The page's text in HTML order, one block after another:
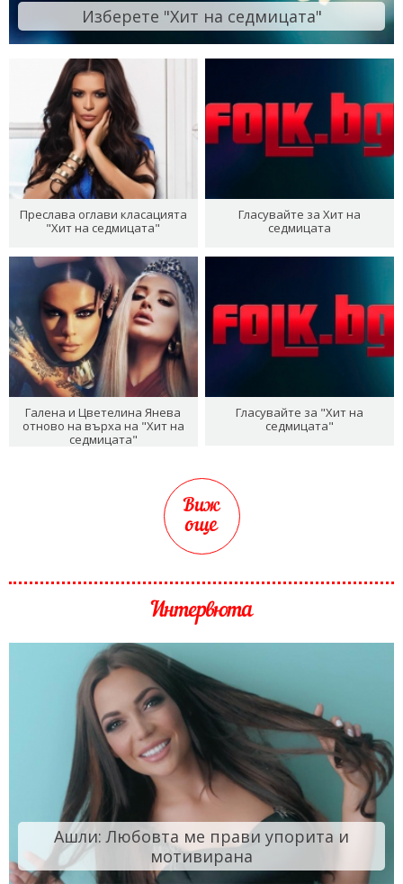
Изберете "Хит на седмицата"
Преслава оглави класацията
"Хит на седмицата"
Гласувайте за Хит на
седмицата
Галена и Цветелина Янева
отново на върха на "Хит на
седмицата"
Гласувайте за "Хит на
седмицата"
Виж
още
Интервюта
Ашли: Любовта ме прави упорита и
мотивирана